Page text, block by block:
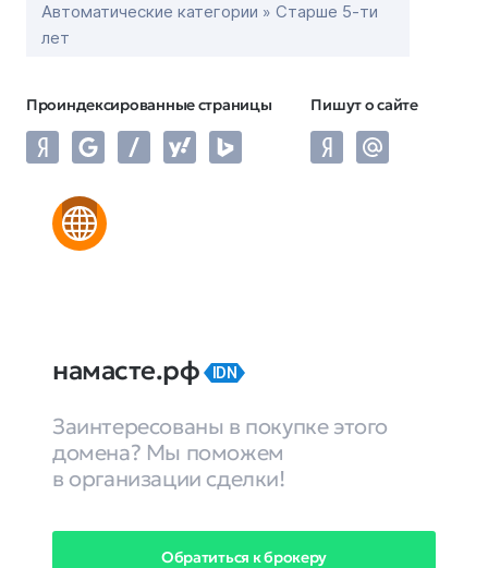
Автоматические категории » Старше 5-ти
лет
Проиндексированные страницы Пишут о сайте
намасте.рф IDN
Заинтересованы в покупке этого
домена? Мы поможем
в организации сделки!
Обратиться к брокеру